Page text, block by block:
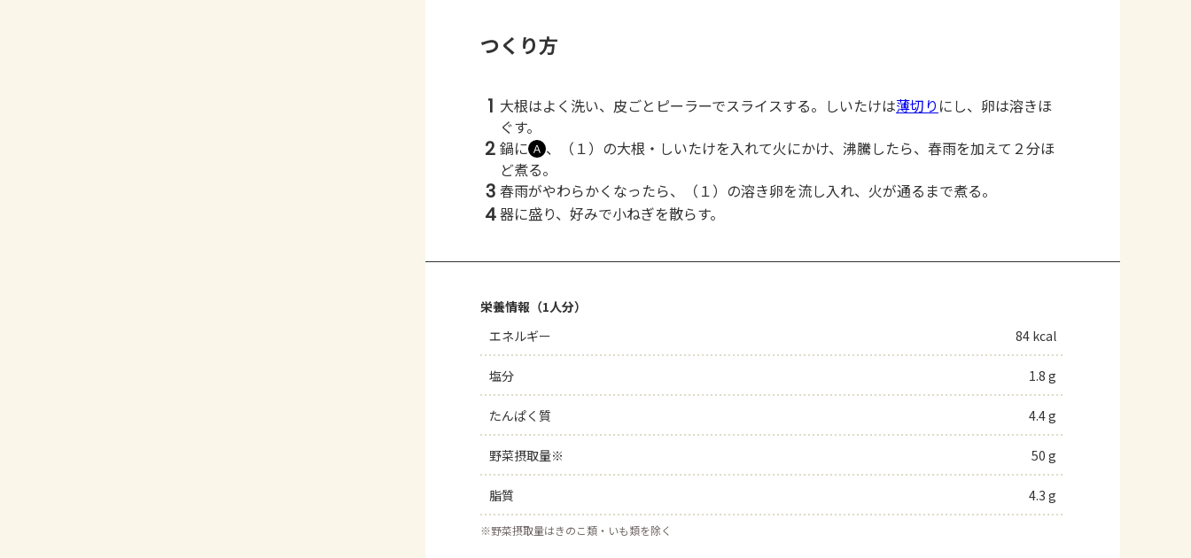
つくり方
1 大根はよく洗い、皮ごとピーラーでスライスする。しいたけは薄切り にし、卵は溶きほ
ぐす。
2 鍋に Ａ 、（１）の大根・しいたけを入れて火にかけ、沸騰したら、春雨を加えて２分ほ
ど煮る。
3 春雨がやわらかくなったら、（１）の溶き卵を流し入れ、火が通るまで煮る。
4器に盛り、好みで小ねぎを散らす。
栄養情報（1人分）
エネルギー
84 kcal
塩分 1.8 g
たんぱく質 4.4 g
野菜摂取量※ 50 g
脂質 4.3 g
※野菜摂取量はきのこ類・いも類を除く